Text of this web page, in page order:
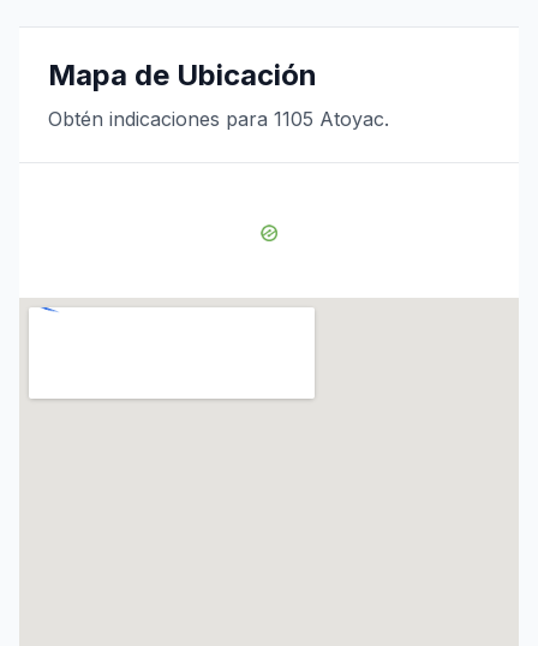
Mapa de Ubicación
Obtén indicaciones para 1105 Atoyac.